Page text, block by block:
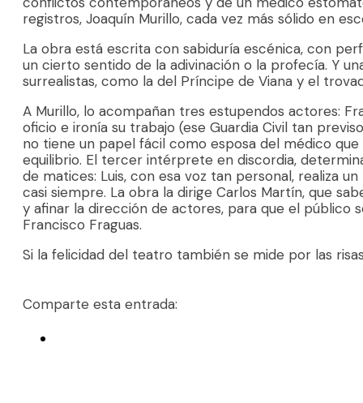
registros, Joaquín Murillo, cada vez más sólido en
La obra está escrita con sabiduría escénica, con
un cierto sentido de la adivinación o la profecía. Y
surrealistas, como la del Príncipe de Viana y el
A Murillo, lo acompañan tres estupendos actores:
oficio e ironía su trabajo (ese Guardia Civil tan
no tiene un papel fácil como esposa del médico
equilibrio. El tercer intérprete en discordia,
de matices: Luis, con esa voz tan personal, realiza
casi siempre. La obra la dirige Carlos Martín, que
y afinar la dirección de actores, para que el público
Francisco Fraguas.
Si la felicidad del teatro también se mide por las
Comparte esta entrada: